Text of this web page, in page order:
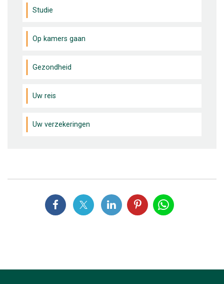
Studie
Op kamers gaan
Gezondheid
Uw reis
Uw verzekeringen